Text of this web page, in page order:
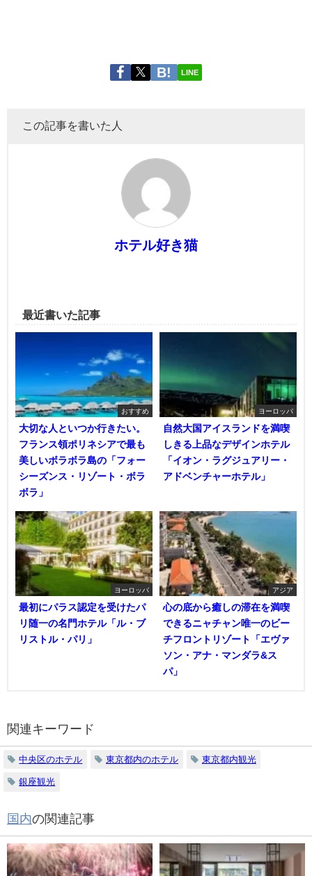
LINE
この記事を書いた人
ホテル好き猫
最近書いた記事
おすすめ
大切な人といつか行きたい。
フランス領ポリネシアで最も
美しいボラボラ島の「フォー
シーズンス・リゾート・ボラ
ボラ」
ヨーロッパ
自然大国アイスランドを満喫
しきる上品なデザインホテル
「イオン・ラグジュアリー・
アドベンチャーホテル」
ヨーロッパ
最初にパラス認定を受けたパ
リ随一の名門ホテル「ル・ブ
リストル・パリ」
アジア
心の底から癒しの滞在を満喫
できるニャチャン唯一のビー
チフロントリゾート「エヴァ
ソン・アナ・マンダラ&ス
パ」
関連キーワード
中央区のホテル 東京都内のホテル 東京都内観光
銀座観光
国内の関連記事